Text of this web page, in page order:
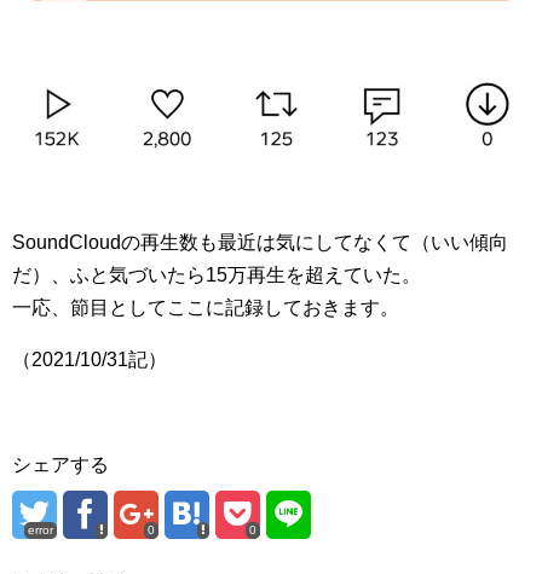
SoundCloudの再生数も最近は気にしてなくて（いい傾向
だ）、ふと気づいたら15万再生を超えていた。
一応、節目としてここに記録しておきます。
（2021/10/31記）
シェアする
error 0 0